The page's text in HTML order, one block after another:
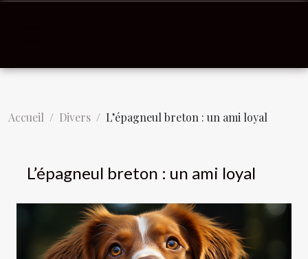
Accueil Divers L’épagneul breton : un ami loyal
L’épagneul breton : un ami loyal